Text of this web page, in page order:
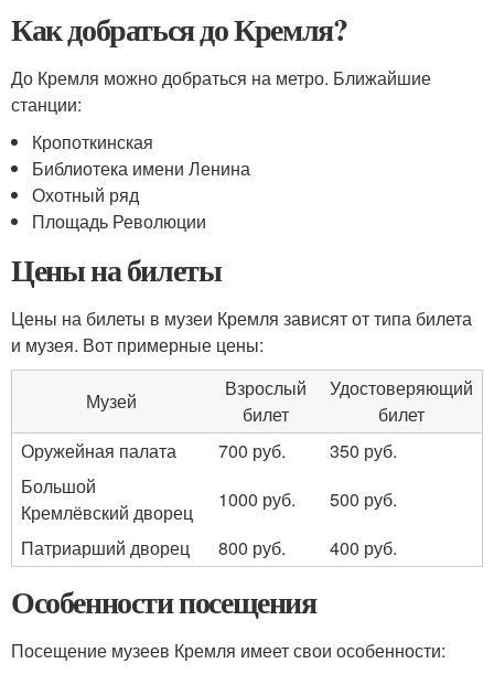
Как добраться до Кремля?
До Кремля можно добраться на метро. Ближайшие
станции:
Кропоткинская
Библиотека имени Ленина
Охотный ряд
Площадь Революции
Цены на билеты
Цены на билеты в музеи Кремля зависят от типа билета
и музея. Вот примерные цены:
Музей
Взрослый
билет
Удостоверяющий
билет
Оружейная палата
700 руб.
350 руб.
Большой
Кремлёвский дворец
1000 руб.
500 руб.
Патриарший дворец
800 руб. 400 руб.
Особенности посещения
Посещение музеев Кремля имеет свои особенности: